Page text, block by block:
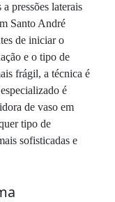
pressões laterais
Santo André
de iniciar o
e o tipo de
frágil, a técnica é
é
de vaso em
tipo de
sofisticadas e